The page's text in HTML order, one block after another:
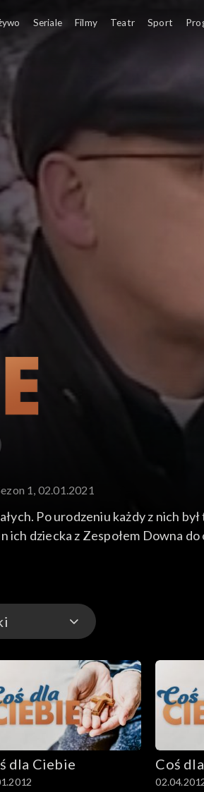
1, 02.01.2021
Po urodzeniu każdy z nich
ich dziecka z Zespołem Downa
lat, ale cała wieczność w
dla Ciebie Coś
Seriale Filmy Teatr Sport